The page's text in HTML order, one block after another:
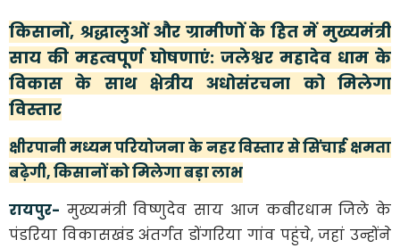
किसानों, श्रद्धालुओं और ग्रामीणों के हित में मुख्यमंत्री
साय की महत्वपूर्ण घोषणाएं: जलेश्वर महादेव धाम के
विकास के साथ क्षेत्रीय अधोसंरचना को मिलेगा
विस्तार
क्षीरपानी मध्यम परियोजना के नहर विस्तार से सिंचाई क्षमता
बढ़ेगी, किसानों को मिलेगा बड़ा लाभ
रायपुर- मुख्यमंत्री विष्णुदेव साय आज कबीरधाम जिले के
पंडरिया विकासखंड अंतर्गत डोंगरिया गांव पहुंचे, जहां उन्होंने